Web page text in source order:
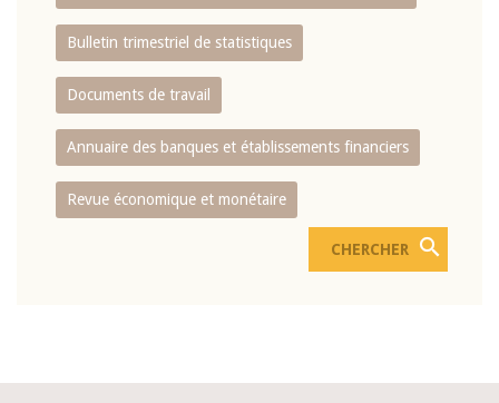
Bulletin trimestriel de statistiques
Documents de travail
Annuaire des banques et établissements financiers
Revue économique et monétaire